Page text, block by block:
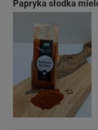
Papryka słodka